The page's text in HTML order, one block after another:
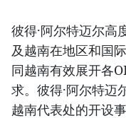
彼得·阿尔特迈尔高
及越南在地区和国
同越南有效展开各
求。彼得·阿尔特迈
越南代表处的开设